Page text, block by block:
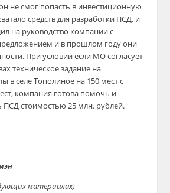
не смог попасть в инвестиционную
средств для разработки ПСД, и
на руководство компании с
и в прошлом году они
При условии если МО согласует
техническое задание на
в селе Тополиное на 150 мест с
компания готова помочь и
ПСД стоимостью 25 млн. рублей.
материалах)